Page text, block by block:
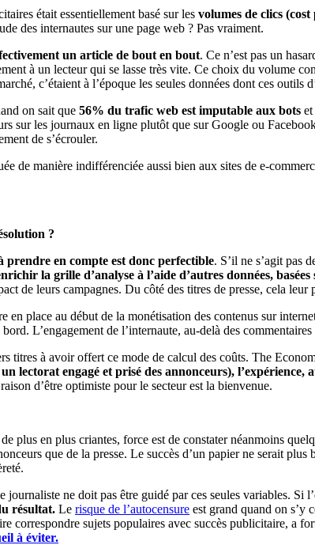
était essentiellement basé sur les volumes de clics
des internautes sur une page web ? Pas vraiment.
un article de bout en bout. Ce n’est pas un
à un lecteur qui se lasse très vite. Ce choix du volume
c’étaient à l’époque les seules données dont ces outils
on sait que 56% du trafic web est imputable aux bots
sur les journaux en ligne plutôt que sur Google ou
de s’écrouler.
de manière indifférenciée aussi bien aux sites de e-
?
prendre en compte est donc perfectible. S’il ne s’agit pas
la grille d’analyse à l’aide d’autres données,
de leurs campagnes. Du côté des titres de presse, cela
en place au début de la monétisation des contenus sur
L’engagement de l’internaute, au-delà des
titres à avoir offert ce mode de calcul des coûts. The
lectorat engagé et prisé des annonceurs),
d’être optimiste pour le secteur est la bienvenue.
plus en plus criantes, force est de constater néanmoins
que de la presse. Le succès d’un papier ne serait
journaliste ne doit pas être guidé par ces seules variables.
résultat. Le risque de l’autocensure est grand quand on s’y
correspondre sujets populaires avec succès publicitaire, a
à éviter.